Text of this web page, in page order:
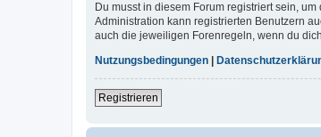
Du musst in diesem Forum registriert sein,
Administration kann registrierten Benutzern
auch die jeweiligen Forenregeln, wenn du
Nutzungsbedingungen
Registrieren